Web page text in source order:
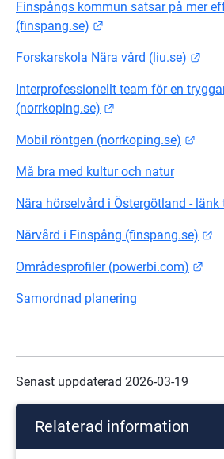
Finspångs kommun satsar på mer
(finspang.se)
Forskarskola Nära vård (liu.se)
Interprofessionellt team för en
(norrkoping.se)
Mobil röntgen (norrkoping.se)
Må bra med kultur och natur
Nära hörselvård i Östergötland -
Närvård i Finspång (finspang.se)
Områdesprofiler (powerbi.com)
Samordnad planering
Senast uppdaterad 2026-03-19
Relaterad information